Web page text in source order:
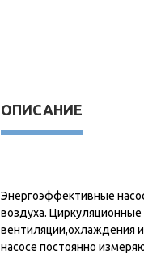
ОПИСАНИЕ
Энергоэффективные
воздуха.
вентиляции,охлаждения
насосе постоянно